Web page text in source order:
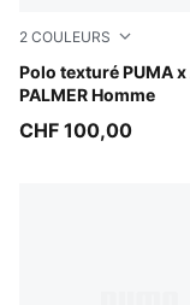
2 COULEURS
Polo texturé PUMA x
PALMER Homme
Rose Glow
CHF 100,00